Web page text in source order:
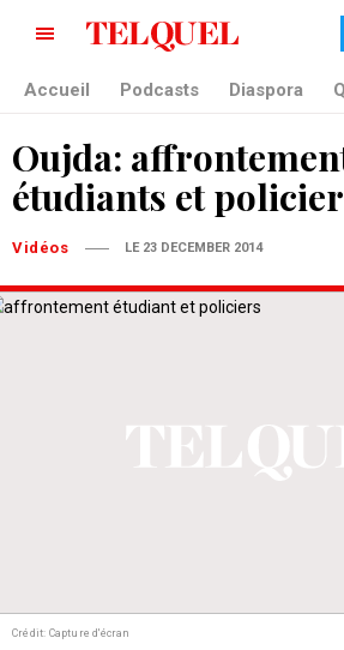
Accueil Podcasts Diaspora
Oujda:
étudiants et
Vidéos LE 23 DECEMBER 2014
Crédit: Capture d'écran